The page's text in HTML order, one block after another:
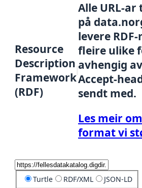
Resource
Description
Framework
(RDF)
Alle URL-
på
levere
fleire ulike
avhengig
Accept-
sendt med.
Les meir
format vi
Turtle RDF/XML JSON-LD